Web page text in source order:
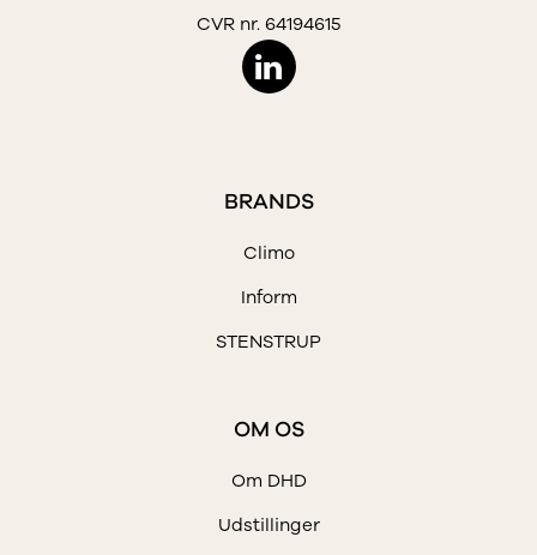
CVR nr. 64194615
BRANDS
Climo
Inform
STENSTRUP
OM OS
Om DHD
Udstillinger